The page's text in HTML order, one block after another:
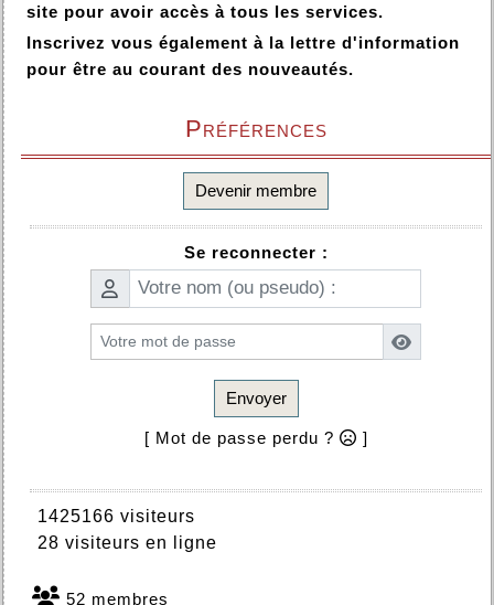
site pour avoir accès à tous les services.
Inscrivez vous également à la lettre d'information
pour être au courant des nouveautés.
Préférences
Devenir membre
Se reconnecter :
Envoyer
[ Mot de passe perdu ? ]
1425166 visiteurs
28 visiteurs en ligne
52 membres